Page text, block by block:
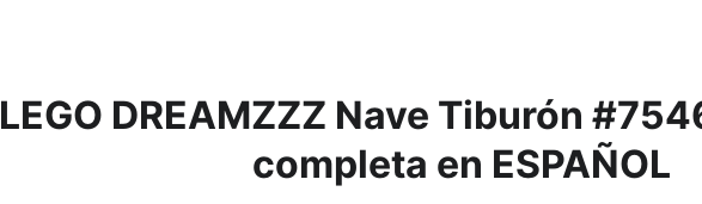
LEGO DREAMZZZ Nave Tiburón
completa en ESPAÑOL